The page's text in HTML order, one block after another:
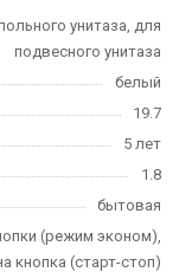
унитаза, для
подвесного унитаза
белый
19.7
5 лет
1.8
бытовая
(режим эконом),
кнопка (старт-стоп)